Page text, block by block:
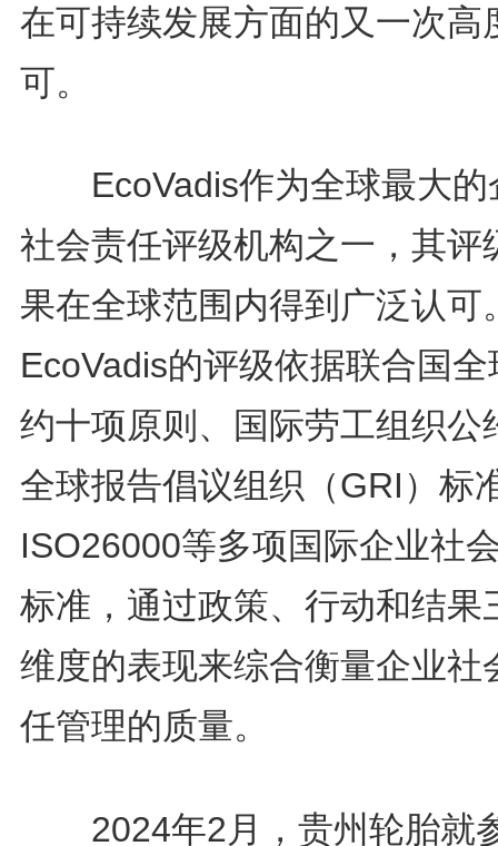
在可持续发展方面的又一次高
可。
EcoVadis作为全球最大的
社会责任评级机构之一，其评
果在全球范围内得到广泛认可
EcoVadis的评级依据联合国全
约十项原则、国际劳工组织公
全球报告倡议组织（GRI）标
ISO26000等多项国际企业社
标准，通过政策、行动和结果
维度的表现来综合衡量企业社
任管理的质量‌。
2024年2月，贵州轮胎就